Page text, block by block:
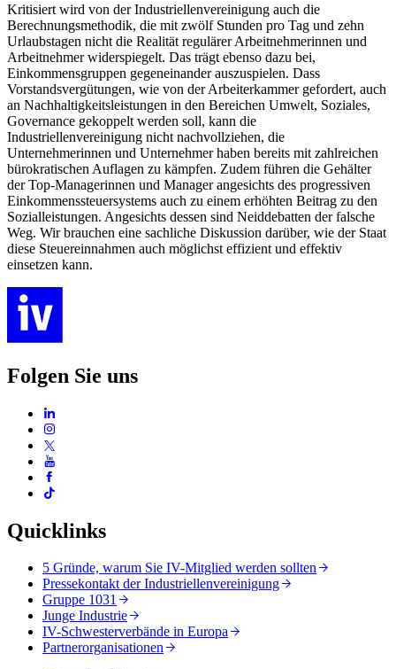
Kritisiert wird von der Industriellenvereinigung auch die
Berechnungsmethodik, die mit zwölf Stunden pro Tag und zehn
Urlaubstagen nicht die Realität regulärer Arbeitnehmerinnen und
Arbeitnehmer widerspiegelt. Das trägt ebenso dazu bei,
Einkommensgruppen gegeneinander auszuspielen. Dass
Vorstandsvergütungen, wie von der Arbeiterkammer gefordert, auch
an Nachhaltigkeitsleistungen in den Bereichen Umwelt, Soziales,
Governance gekoppelt werden soll, kann die
Industriellenvereinigung nicht nachvollziehen, die
Unternehmerinnen und Unternehmer haben bereits mit zahlreichen
bürokratischen Auflagen zu kämpfen. Zudem führen die Gehälter
der Top-Managerinnen und Manager angesichts des progressiven
Einkommenssteuersystems auch zu einem erhöhten Beitrag zu den
Sozialleistungen. Angesichts dessen sind Neiddebatten der falsche
Weg. Wir brauchen eine sachliche Diskussion darüber, wie der Staat
diese Steuereinnahmen auch möglichst effizient und effektiv
einsetzen kann.
Folgen Sie uns
Quicklinks
5 Gründe, warum Sie IV-Mitglied werden sollten
Pressekontakt der Industriellenvereinigung
Gruppe 1031
Junge Industrie
IV-Schwesterverbände in Europa
Partnerorganisationen